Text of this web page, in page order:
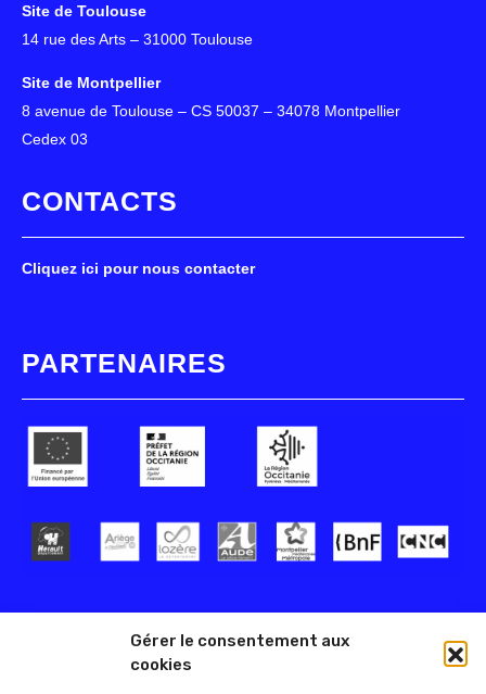
Gérer le consentement aux
cookies
Site de Toulouse
14 rue des Arts – 31000 Toulouse
Site de Montpellier
8 avenue de Toulouse – CS 50037 – 34078 Montpellier
Cedex 03
CONTACTS
Cliquez ici pour nous contacter
PARTENAIRES